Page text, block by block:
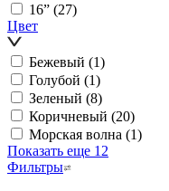
16ˮ (27)
Цвет
Бежевый (1)
Голубой (1)
Зеленый (8)
Коричневый (20)
Морская волна (1)
Показать еще 12
Фильтры